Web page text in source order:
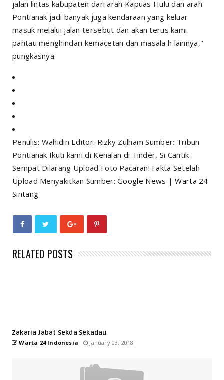
jalan lintas kabupaten dari arah Kapuas Hulu dan arah
Pontianak jadi banyak juga kendaraan yang keluar
masuk melalui jalan tersebut dan akan terus kami
pantau menghindari kemacetan dan masala h lainnya,"
pungkasnya.
Penulis: Wahidin Editor: Rizky Zulham Sumber: Tribun
Pontianak Ikuti kami di Kenalan di Tinder, Si Cantik
Sempat Dilarang Upload Foto Pacaran! Fakta Setelah
Upload Menyakitkan Sumber:Google News |Warta 24
Sintang
RELATED POSTS
Zakaria Jabat Sekda Sekadau
Warta 24 Indonesia January 03, 2018